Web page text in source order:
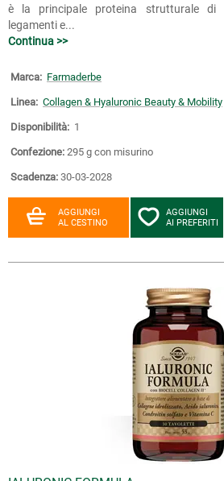
è la principale proteina strutturale di
legamenti e...
Continua >>
Marca: Farmaderbe
Linea: Collagen & Hyaluronic Beauty & Mobility
Disponibilità: 1
Confezione: 295 g con misurino
Scadenza: 30-03-2028
AGGIUNGI
AL CESTINO
AGGIUNGI
AI PREFERITI